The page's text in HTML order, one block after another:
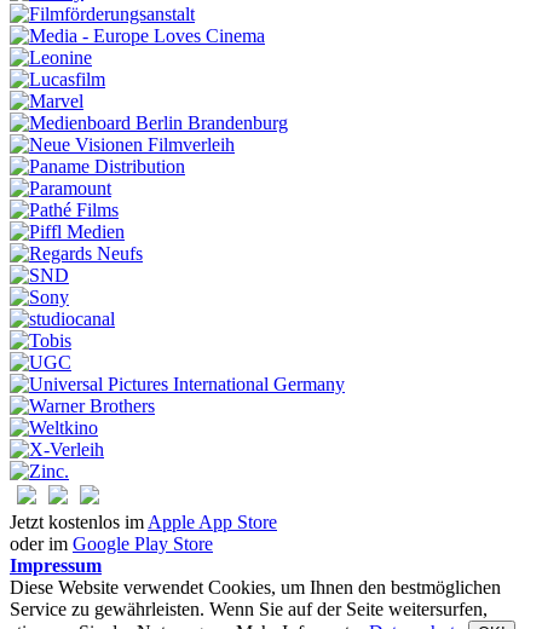
Jetzt kostenlos im Apple App Store
oder im Google Play Store
Impressum
Diese Website verwendet Cookies, um Ihnen den bestmöglichen
Service zu gewährleisten. Wenn Sie auf der Seite weitersurfen,